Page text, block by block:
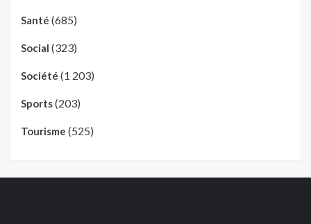
Santé (685)
Social (323)
Société (1 203)
Sports(203)
Tourisme (525)